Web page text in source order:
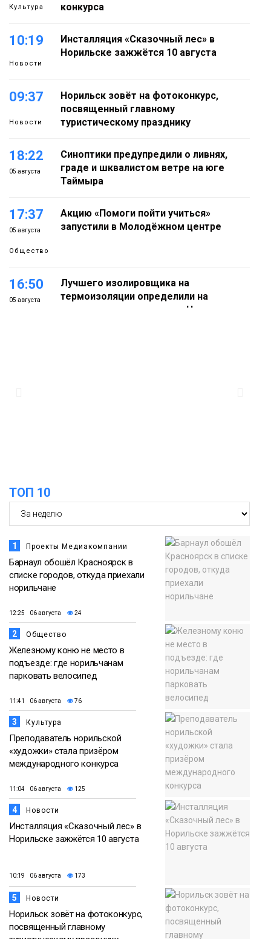
Культура
конкурса
10:19
Новости
Инсталляция «Сказочный лес» в
Норильске зажжётся 10 августа
09:37
Новости
Норильск зовёт на фотоконкурс,
посвященный главному
туристическому празднику
18:22
05 августа
Синоптики предупредили о ливнях,
граде и шквалистом ветре на юге
Таймыра
17:37
05 августа
Общество
Акцию «Помоги пойти учиться»
запустили в Молодёжном центре
16:50
05 августа
Лучшего изолировщика на
термоизоляции определили на
ремонтном предприятии «Норникеля»
ТОП 10
1 Проекты Медиакомпании
Барнаул обошёл Красноярск в
списке городов, откуда приехали
норильчане
12:25 06 августа 24
2 Общество
Железному коню не место в
подъезде: где норильчанам
парковать велосипед
11:41 06 августа 76
3 Культура
Преподаватель норильской
«художки» стала призёром
международного конкурса
11:04 06 августа 125
4 Новости
Инсталляция «Сказочный лес» в
Норильске зажжётся 10 августа
10:19 06 августа 173
5 Новости
Норильск зовёт на фотоконкурс,
посвященный главному